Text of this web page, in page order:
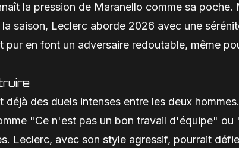
la pression de Maranello comme sa poche.
saison, Leclerc aborde 2026 avec une
pur en font un adversaire redoutable, même
déjà des duels intenses entre les deux
"Ce n'est pas un bon travail d'équipe"
Leclerc, avec son style agressif, pourrait